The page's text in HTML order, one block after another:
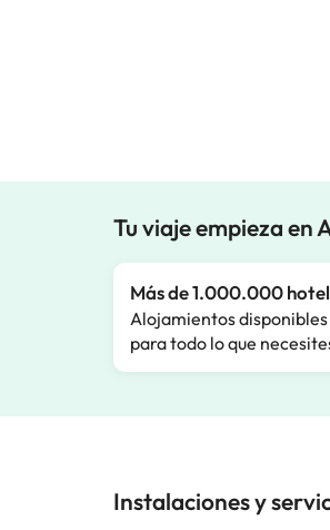
Tu viaje empieza en
Más de 1.000.000
Alojamientos
para todo lo que
Instalaciones y